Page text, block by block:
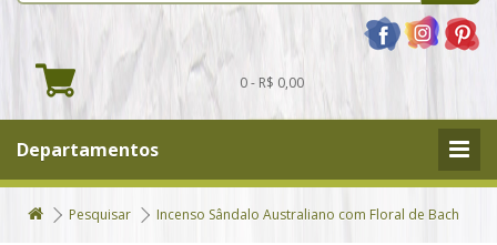
0 - R$ 0,00
Departamentos
Pesquisar Incenso Sândalo Australiano com Floral de Bach